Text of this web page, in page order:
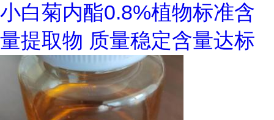
小白菊内酯0.8%植物标准含
量提取物 质量稳定含量达标